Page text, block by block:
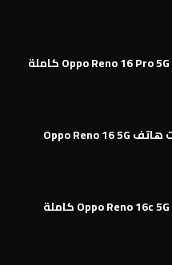
مواصفات وميزات هاتف Oppo Reno 16 5G